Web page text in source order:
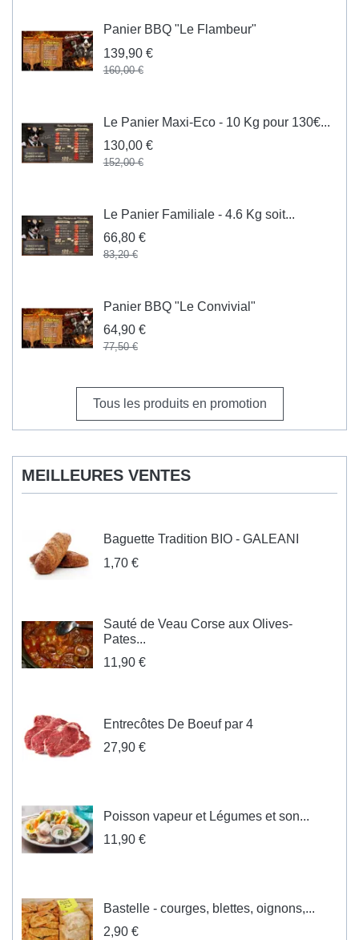
Panier BBQ "Le Flambeur"
139,90 €
160,00 €
Le Panier Maxi-Eco - 10 Kg pour 130€...
130,00 €
152,00 €
Le Panier Familiale - 4.6 Kg soit...
66,80 €
83,20 €
Panier BBQ "Le Convivial"
64,90 €
77,50 €
Tous les produits en promotion
MEILLEURES VENTES
Baguette Tradition BIO - GALEANI
1,70 €
Sauté de Veau Corse aux Olives-
Pates...
11,90 €
Entrecôtes De Boeuf par 4
27,90 €
Poisson vapeur et Légumes et son...
11,90 €
Bastelle - courges, blettes, oignons,...
2,90 €